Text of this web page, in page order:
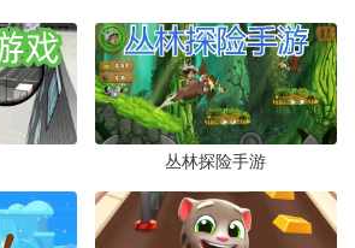
丛林探险手游